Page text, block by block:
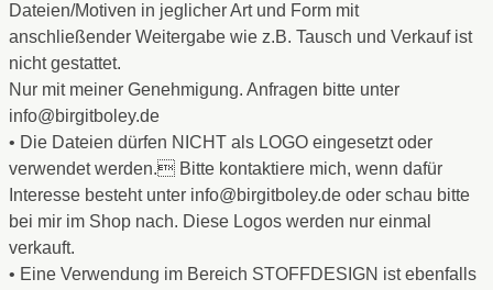
Dateien/Motiven in jeglicher Art und Form mit
anschließender Weitergabe wie z.B. Tausch und Verkauf ist
nicht gestattet.
Nur mit meiner Genehmigung. Anfragen bitte unter
info@birgitboley.de
• Die Dateien dürfen NICHT als LOGO eingesetzt oder
verwendet werden. Bitte kontaktiere mich, wenn dafür
Interesse besteht unter info@birgitboley.de oder schau bitte
bei mir im Shop nach. Diese Logos werden nur einmal
verkauft.
• Eine Verwendung im Bereich STOFFDESIGN ist ebenfalls